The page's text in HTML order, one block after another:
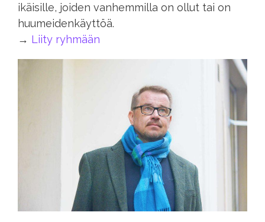
ikäisille, joiden vanhemmilla on ollut tai on
huumeidenkäyttöä.
→ Liity ryhmään